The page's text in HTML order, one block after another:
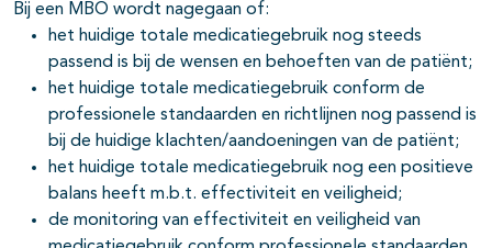
Bij een MBO wordt nagegaan of:
het huidige totale medicatiegebruik nog steeds
passend is bij de wensen en behoeften van de patiënt;
het huidige totale medicatiegebruik conform de
professionele standaarden en richtlijnen nog passend is
bij de huidige klachten/aandoeningen van de patiënt;
het huidige totale medicatiegebruik nog een positieve
balans heeft m.b.t. effectiviteit en veiligheid;
de monitoring van effectiviteit en veiligheid van